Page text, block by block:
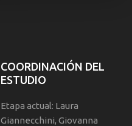
COORDINACIÓN DEL
ESTUDIO
Etapa actual: Laura
Giannecchini, Giovanna